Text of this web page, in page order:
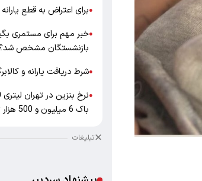
●برای اعتراض به قطع
●خبر مهم برای مستمری
بازنشستگان مشخص
●شرط دریافت یارانه و
●
باک 6 میلیون و 500 هزار تومان!
تبلیغات